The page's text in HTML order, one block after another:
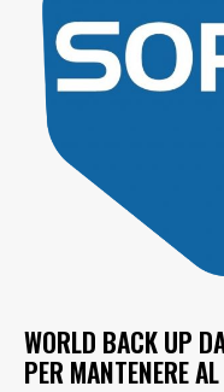
WORLD BACK UP
PER MANTENERE